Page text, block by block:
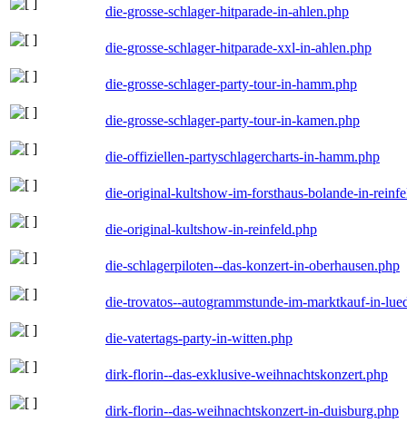
die-grosse-schlager-hitparade-in-ahlen.php
die-grosse-schlager-hitparade-xxl-in-ahlen.php
die-grosse-schlager-party-tour-in-hamm.php
die-grosse-schlager-party-tour-in-kamen.php
die-offiziellen-partyschlagercharts-in-hamm.php
die-original-kultshow-im-forsthaus-bolande-in-
die-original-kultshow-in-reinfeld.php
die-schlagerpiloten--das-konzert-in-oberhausen.php
die-trovatos--autogrammstunde-im-marktkauf-in-
die-vatertags-party-in-witten.php
dirk-florin--das-exklusive-weihnachtskonzert.php
dirk-florin--das-weihnachtskonzert-in-duisburg.php